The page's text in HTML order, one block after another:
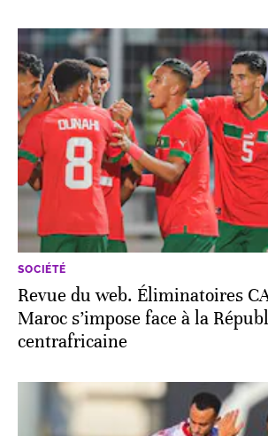
SOCIÉTÉ
Revue du web. Éliminatoires
Maroc s’impose face à la
centrafricaine